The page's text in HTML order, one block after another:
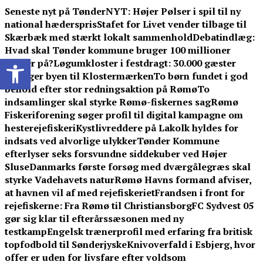
Skip
to
content
Seneste nyt på TønderNYT:Højer Pølser i spil til ny
national hædersprisStafet for Livet vender tilbage til
Skærbæk med stærkt lokalt sammenholdDebatindlæg:
Hvad skal Tønder kommune bruger 100 millioner
kroner på?Løgumkloster i festdragt: 30.000 gæster
indtager byen til KlostermærkenTo børn fundet i god
behold efter stor redningsaktion på RømøTo
indsamlinger skal styrke Rømø-fiskernes sagRømø
Fiskeriforening søger profil til digital kampagne om
hesterejefiskeriKystlivreddere på Lakolk hyldes for
indsats ved alvorlige ulykkerTønder Kommune
efterlyser seks forsvundne siddekuber ved Højer
SluseDanmarks første forsøg med dværgålegræs skal
styrke Vadehavets naturRømø Havns formand afviser,
at havnen vil af med rejefiskerietFrandsen i front for
rejefiskerne: Fra Rømø til ChristiansborgFC Sydvest 05
gør sig klar til efterårssæsonen med ny
testkampEngelsk trænerprofil med erfaring fra britisk
topfodbold til SønderjyskeKnivoverfald i Esbjerg, hvor
offer er uden for livsfare efter voldsom
Open toolbar